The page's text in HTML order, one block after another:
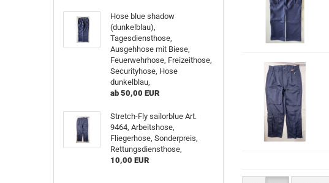
Hose blue shadow
(dunkelblau),
Tagesdiensthose,
Ausgehhose mit Biese,
Feuerwehrhose, Freizeithose,
Securityhose, Hose
dunkelblau,
ab 50,00 EUR
Stretch-Fly sailorblue Art.
9464, Arbeitshose,
Fliegerhose, Sonderpreis,
Rettungsdiensthose,
10,00 EUR